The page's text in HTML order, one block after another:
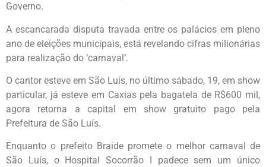
Governo.
A escancarada disputa travada entre os palácios em pleno
ano de eleições municipais, está revelando cifras milionárias
para realização do ‘carnaval’.
O cantor esteve em São Luís, no último sábado, 19, em show
particular, já esteve em Caxias pela bagatela de R$600 mil,
agora retorna a capital em show gratuito pago pela
Prefeitura de São Luís.
Enquanto o prefeito Braide promete o melhor carnaval de
São Luís, o Hospital Socorrão I padece sem um único